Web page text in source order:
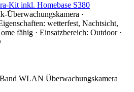
Kit inkl. Homebase S380
Überwachungskamera ·
wetterfest, Nachtsicht,
fähig · Einsatzbereich: Outdoor ·